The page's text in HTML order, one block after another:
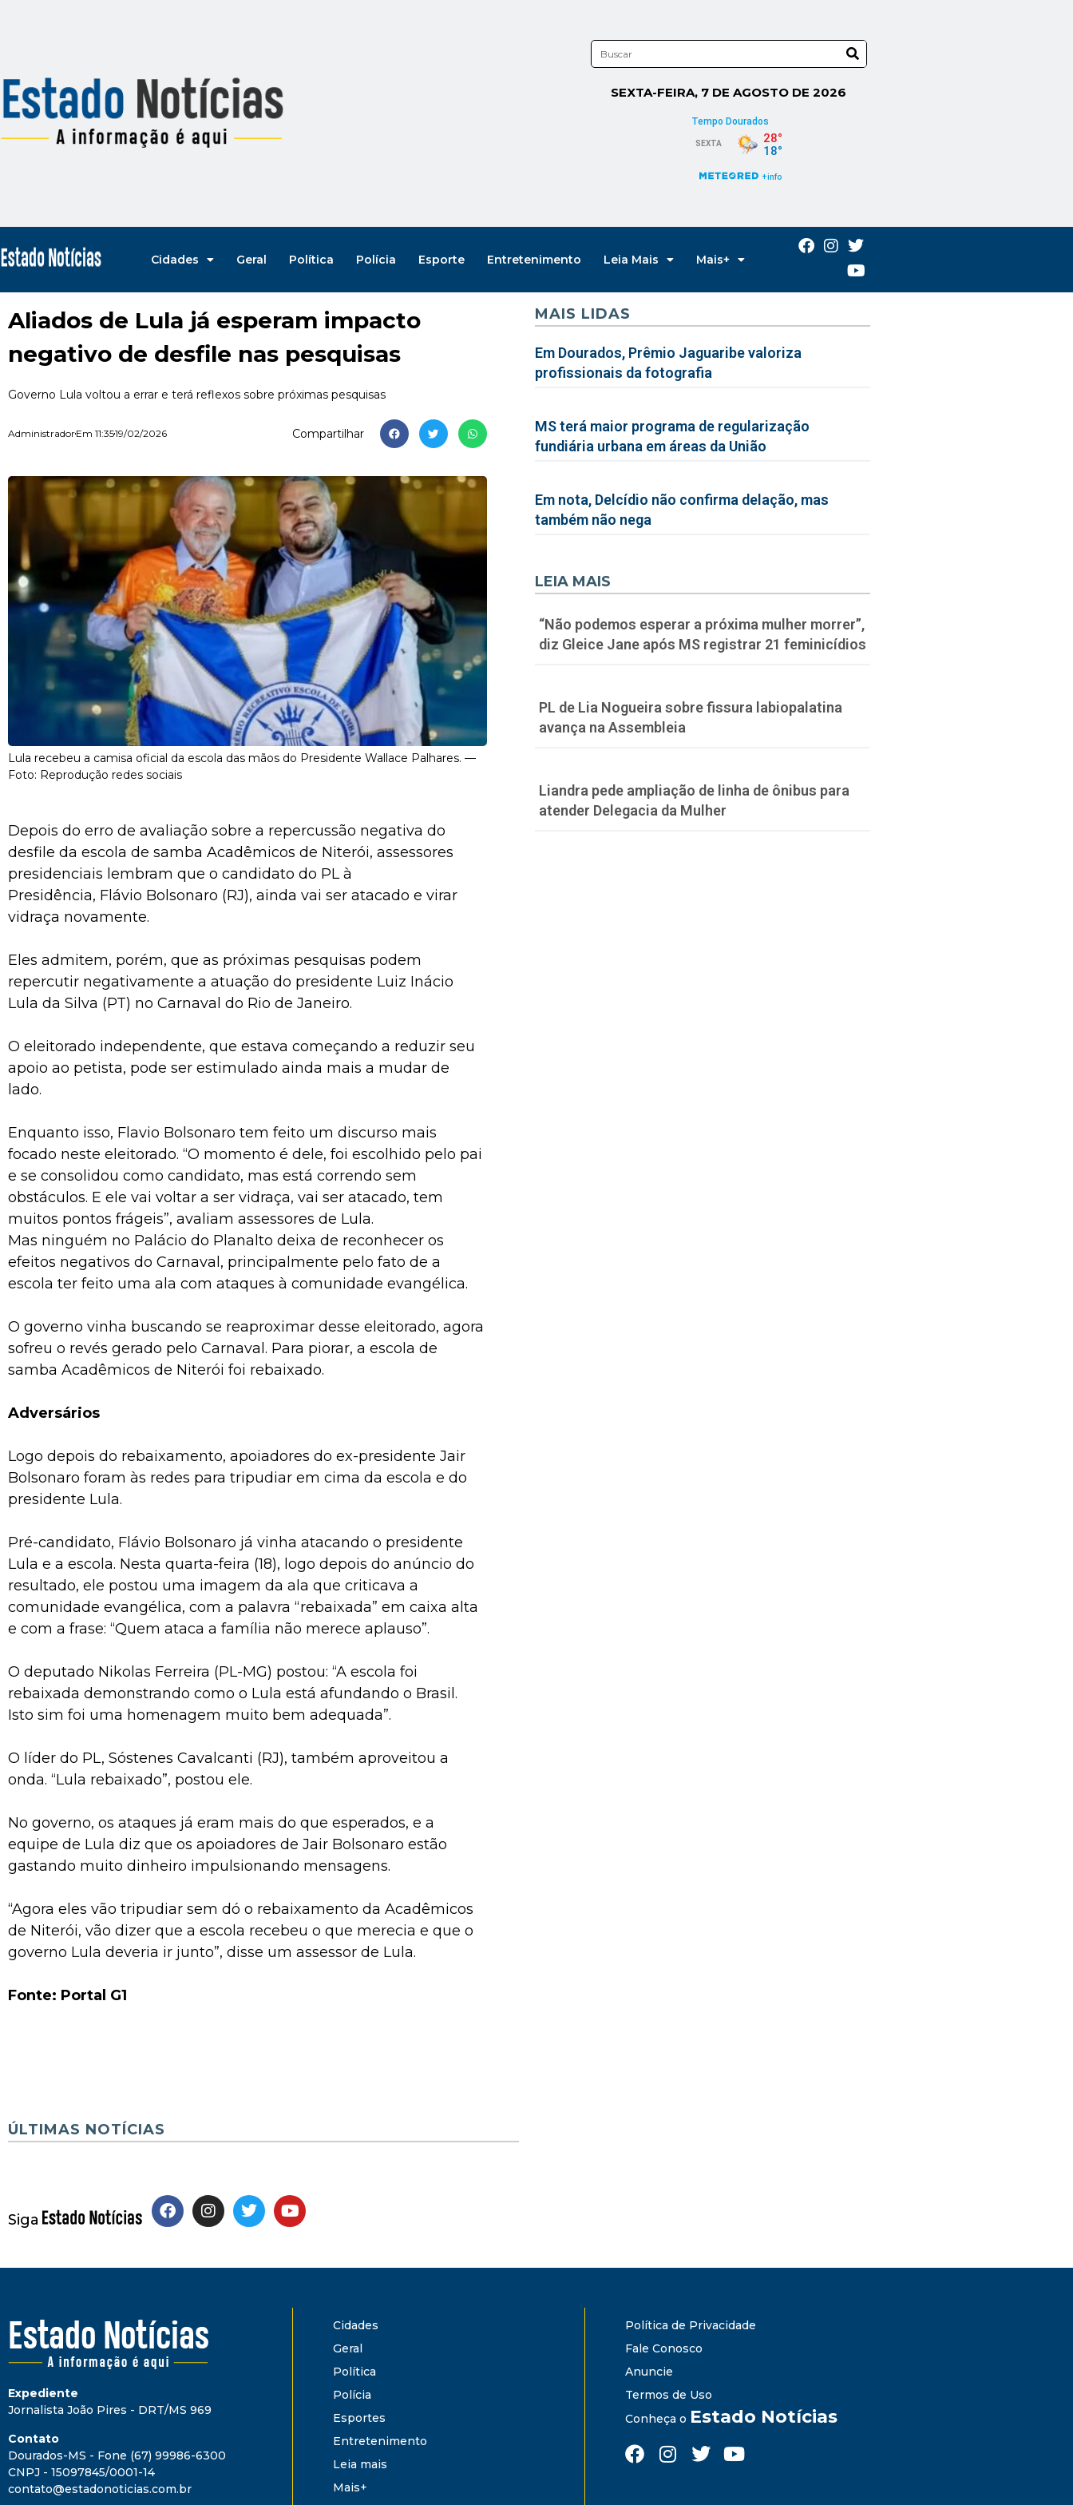
SEXTA-FEIRA, 7 DE AGOSTO DE 2026
Cidades Geral Política Polícia Esporte Entretenimento Leia Mais Mais+
Aliados de Lula já esperam impacto
negativo de desfile nas pesquisas
Governo Lula voltou a errar e terá reflexos sobre próximas pesquisas
AdministradorEm 11:3519/02/2026 Compartilhar
Lula recebeu a camisa oficial da escola das mãos do Presidente Wallace Palhares. —
Foto: Reprodução redes sociais
Depois do erro de avaliação sobre a repercussão negativa do
desfile da escola de samba Acadêmicos de Niterói, assessores
presidenciais lembram que o candidato do PL à
Presidência, Flávio Bolsonaro (RJ), ainda vai ser atacado e virar
vidraça novamente.
Eles admitem, porém, que as próximas pesquisas podem
repercutir negativamente a atuação do presidente Luiz Inácio
Lula da Silva (PT) no Carnaval do Rio de Janeiro.
O eleitorado independente, que estava começando a reduzir seu
apoio ao petista, pode ser estimulado ainda mais a mudar de
lado.
Enquanto isso, Flavio Bolsonaro tem feito um discurso mais
focado neste eleitorado. “O momento é dele, foi escolhido pelo pai
e se consolidou como candidato, mas está correndo sem
obstáculos. E ele vai voltar a ser vidraça, vai ser atacado, tem
muitos pontos frágeis”, avaliam assessores de Lula.
Mas ninguém no Palácio do Planalto deixa de reconhecer os
efeitos negativos do Carnaval, principalmente pelo fato de a
escola ter feito uma ala com ataques à comunidade evangélica.
O governo vinha buscando se reaproximar desse eleitorado, agora
sofreu o revés gerado pelo Carnaval. Para piorar, a escola de
samba Acadêmicos de Niterói foi rebaixado.
Adversários
Logo depois do rebaixamento, apoiadores do ex-presidente Jair
Bolsonaro foram às redes para tripudiar em cima da escola e do
presidente Lula.
Pré-candidato, Flávio Bolsonaro já vinha atacando o presidente
Lula e a escola. Nesta quarta-feira (18), logo depois do anúncio do
resultado, ele postou uma imagem da ala que criticava a
comunidade evangélica, com a palavra “rebaixada” em caixa alta
e com a frase: “Quem ataca a família não merece aplauso”.
O deputado Nikolas Ferreira (PL-MG) postou: “A escola foi
rebaixada demonstrando como o Lula está afundando o Brasil.
Isto sim foi uma homenagem muito bem adequada”.
O líder do PL, Sóstenes Cavalcanti (RJ), também aproveitou a
onda. “Lula rebaixado”, postou ele.
No governo, os ataques já eram mais do que esperados, e a
equipe de Lula diz que os apoiadores de Jair Bolsonaro estão
gastando muito dinheiro impulsionando mensagens.
“Agora eles vão tripudiar sem dó o rebaixamento da Acadêmicos
de Niterói, vão dizer que a escola recebeu o que merecia e que o
governo Lula deveria ir junto”, disse um assessor de Lula.
Fonte: Portal G1
MAIS LIDAS
Em Dourados, Prêmio Jaguaribe valoriza
profissionais da fotografia
MS terá maior programa de regularização
fundiária urbana em áreas da União
Em nota, Delcídio não confirma delação, mas
também não nega
LEIA MAIS
“Não podemos esperar a próxima mulher morrer”,
diz Gleice Jane após MS registrar 21 feminicídios
PL de Lia Nogueira sobre fissura labiopalatina
avança na Assembleia
Liandra pede ampliação de linha de ônibus para
atender Delegacia da Mulher
ÚLTIMAS NOTÍCIAS
Siga
Expediente
Jornalista João Pires - DRT/MS 969
Contato
Dourados-MS - Fone (67) 99986-6300
CNPJ - 15097845/0001-14
contato@estadonoticias.com.br
Cidades
Geral
Política
Polícia
Esportes
Entretenimento
Leia mais
Mais+
Política de Privacidade
Fale Conosco
Anuncie
Termos de Uso
Conheça o Estado Notícias